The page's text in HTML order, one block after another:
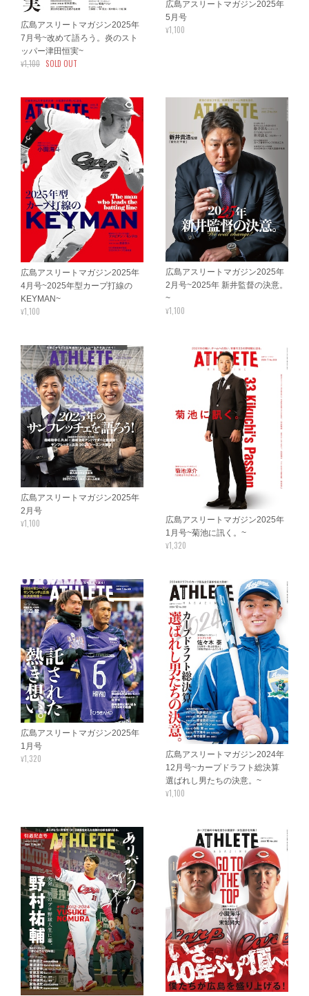
広島アスリートマガジン2025年
7月号~改めて語ろう。炎のスト
ッパー津田恒実~
¥1,100 SOLD OUT
広島アスリートマガジン2025年
5月号
¥1,100
広島アスリートマガジン2025年
4月号~2025年型カープ打線の
KEYMAN~
¥1,100
広島アスリートマガジン2025年
2月号~2025年 新井監督の決意。
~
¥1,100
広島アスリートマガジン2025年
2月号
¥1,100
広島アスリートマガジン2025年
1月号~菊池に訊く。~
¥1,320
広島アスリートマガジン2025年
1月号
¥1,320
広島アスリートマガジン2024年
12月号~カープドラフト総決算
選ばれし男たちの決意。~
¥1,100